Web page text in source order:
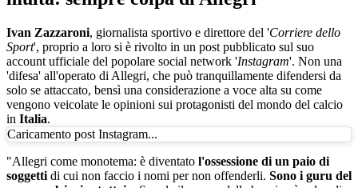
Ivan Zazzaroni, giornalista sportivo e direttore del 'Corriere dello
Sport', proprio a loro si è rivolto in un post pubblicato sul suo
account ufficiale del popolare social network 'Instagram'. Non una
'difesa' all'operato di Allegri, che può tranquillamente difendersi da
solo se attaccato, bensì una considerazione a voce alta su come
vengono veicolate le opinioni sui protagonisti del mondo del calcio
in Italia.
Caricamento post Instagram...
"Allegri come monotema: è diventato l'ossessione di un paio di
soggetti di cui non faccio i nomi per non offenderli. Sono i guru del